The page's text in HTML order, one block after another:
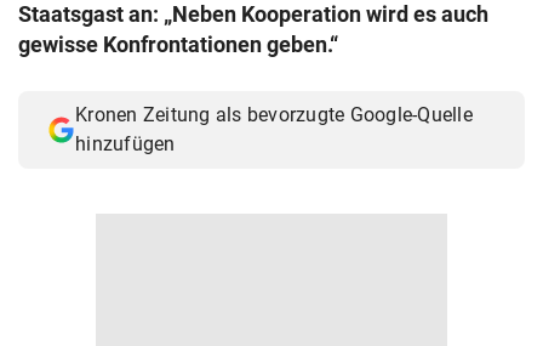
Staatsgast an: „Neben Kooperation wird es auch
gewisse Konfrontationen geben.“
Kronen Zeitung als bevorzugte Google-Quelle
hinzufügen